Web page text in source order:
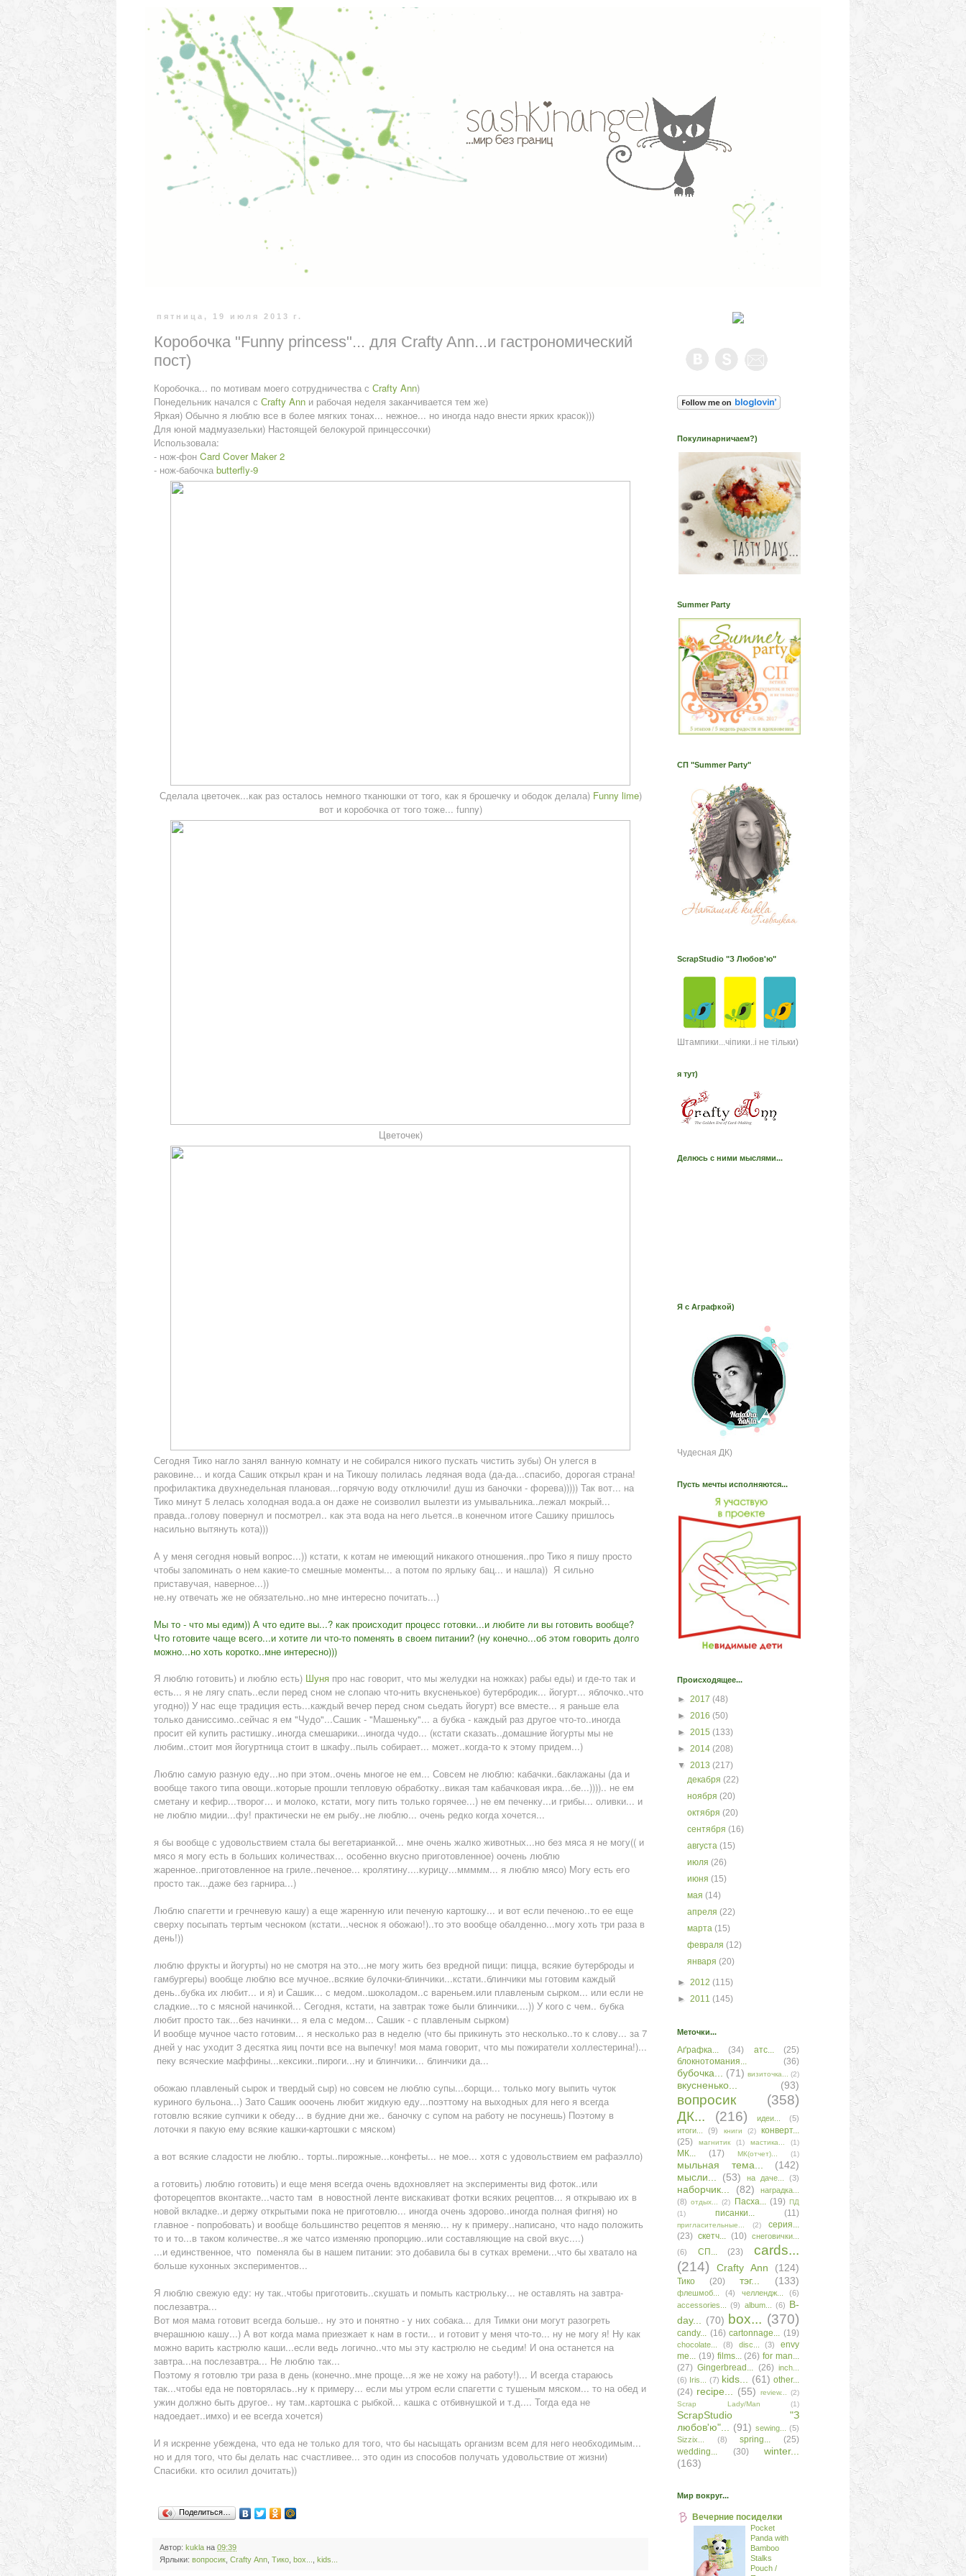
пятница, 19 июля 2013 г.
Коробочка "Funny princess"... для Сrafty Ann...и гастрономический
пост)
Коробочка... по мотивам моего сотрудничества с Сrafty Ann)
Понедельник начался с Сrafty Ann и рабочая неделя заканчивается тем же)
Яркая) Обычно я люблю все в более мягких тонах... нежное... но иногда надо внести ярких красок)))
Для юной мадмуазельки) Настоящей белокурой принцессочки)
Использовала:
- нож-фон Card Cover Maker 2
- нож-бабочка butterfly-9
Сделала цветочек...как раз осталось немного тканюшки от того, как я брошечку и ободок делала)Funny lime)
вот и коробочка от того тоже... funny)
Цветочек)
Сегодня Тико нагло занял ванную комнату и не собирался никого пускать чистить зубы) Он улегся в
раковине... и когда Сашик открыл кран и на Тикошу полилась ледяная вода (да-да...спасибо, дорогая страна!
профилактика двухнедельная плановая...горячую воду отключили! душ из баночки - форева))))) Так вот... на
Тико минут 5 лелась холодная вода.а он даже не соизволил вылезти из умывальника..лежал мокрый...
правда..голову повернул и посмотрел.. как эта вода на него льется..в конечном итоге Сашику пришлось
насильно вытянуть кота)))
А у меня сегодня новый вопрос...)) кстати, к котам не имеющий никакого отношения..про Тико я пишу просто
чтобы запоминать о нем какие-то смешные моменты... а потом по ярлыку бац... и нашла)) Я сильно
приставучая, наверное...))
не.ну отвечать же не обязательно..но мне интересно почитать...)
Мы то - что мы едим)) А что едите вы...? как происходит процесс готовки...и любите ли вы готовить вообще?
Что готовите чаще всего...и хотите ли что-то поменять в своем питании? (ну конечно...об этом говорить долго
можно...но хоть коротко..мне интересно)))
Я люблю готовить) и люблю есть) Шуня про нас говорит, что мы желудки на ножках) рабы еды) и где-то так и
есть... я не лягу спать..если перед сном не слопаю что-нить вкусненькое) бутербродик... йогурт... яблочко..что
угодно)) У нас еще традиция есть...каждый вечер перед сном сьедать йогурт) все вместе... я раньше ела
только даниссимо..сейчас я ем "Чудо"...Сашик - "Машеньку"... а бубка - каждый раз другое что-то..иногда
просит ей купить растишку..иногда смешарики...иногда чудо... (кстати сказать..домашние йогурты мы не
любим..стоит моя йогуртница стоит в шкафу..пыль собирает... может..когда-то к этому придем...)
Люблю самую разную еду...но при этом..очень многое не ем... Совсем не люблю: кабачки..баклажаны (да и
вообще такого типа овощи..которые прошли тепловую обработку..викая там кабачковая икра...бе...)))).. не ем
сметану и кефир...творог... и молоко, кстати, могу пить только горячее...) не ем печенку...и грибы... оливки... и
не люблю мидии...фу! практически не ем рыбу..не люблю... очень редко когда хочется...
я бы вообще с удовольствием стала бы вегетарианкой... мне очень жалко животных...но без мяса я не могу(( и
мясо я могу есть в больших количествах... особенно вкусно приготовленное) оочень люблю
жаренное..приготовленное на гриле..печеное... кролятину....курицу...ммммм... я люблю мясо) Могу есть его
просто так...даже без гарнира...)
Люблю спагетти и гречневую кашу) а еще жаренную или печеную картошку... и вот если печеною..то ее еще
сверху посыпать тертым чесноком (кстати...чеснок я обожаю!)..то это вообще обалденно...могу хоть три раза в
день!))
люблю фрукты и йогурты) но не смотря на это...не могу жить без вредной пищи: пицца, всякие бутерброды и
гамбургеры) вообще люблю все мучное..всякие булочки-блинчики...кстати..блинчики мы готовим каждый
день..бубка их любит... и я) и Сашик... с медом..шоколадом..с вареньем.или плавленым сырком... или если не
сладкие...то с мясной начинкой... Сегодня, кстати, на завтрак тоже были блинчики....)) У кого с чем.. бубка
любит просто так...без начинки... я ела с медом... Сашик - с плавленым сырком)
И вообще мучное часто готовим... я несколько раз в неделю (что бы прикинуть это несколько..то к слову... за 7
дней у нас уходит 3 десятка яиц почти все на выпечку! моя мама говорит, что мы пожиратели холлестерина!)...
пеку всяческие маффины...кексики..пироги...ну и блинчики... блинчики да...
обожаю плавленый сырок и твердый сыр) но совсем не люблю супы...борщи... только могу выпить чуток
куриного бульона...) Зато Сашик ооочень любит жидкую еду...поэттому на выходных для него я всегда
готовлю всякие супчики к обеду... в будние дни же.. баночку с супом на работу не посунешь) Поэтому в
лоточки я пакую ему всякие кашки-картошки с мяском)
а вот всякие сладости не люблю.. торты..пирожные...конфеты... не мое... хотя с удовольствием ем рафаэлло)
а готовить) люблю готовить) и еще меня всегда очень вдохновляет на эксперименты вид фоток..или
фоторецептов вконтакте...часто там в новостной ленте вискакиват фотки всяких рецептов... я открываю их в
новой вкладке..и держу открытыми пока не приготовлю... иногда очень здорово..иногда полная фигня) но
главное - попробовать) и вообще большинство рецептов я меняю... ну к примеру..написано, что надо положить
то и то...в таком количестве..я же чатсо изменяю пропорцию..или составляющие на свой вкус....)
...и единственное, что поменяла бы в нашем питании: это добавила бы в сутках времени...что бы хватало на
больше кухонных экспериментов...
Я люблю свежую еду: ну так..чтобы приготовить..скушать и помыть кастрюльку... не оставлять на завтра-
послезавтра...
Вот моя мама готовит всегда больше.. ну это и понятно - у них собака... для Тимки они могут разогреть
вчерашнюю кашу...) А вот когда мама приезжает к нам в гости... и готовит у меня что-то... ну не могу я! Ну как
можно варить кастрюлю каши...если ведь логично..что мы эту кастрюлю не сьедим! И она останется на
завтра...на послезавтра... Не люблю так...
Поэтому я готовлю три раза в день (конечно..мне проще...я же не хожу на работу!)... И всегда стараюсь
так...чтобы еда не повторялась..ну к примеру... если мы утром если спагетти с тушеным мяском... то на обед и
ужин должно быть другое.. ну там..картошка с рыбкой... кашка с отбивнушкой и т.д.... Тогда еда не
надоедает..имхо) и ее всегда хочется)
И я искренне убеждена, что еда не только для того, что бы насыщать организм всем для него необходимым...
но и для того, что бы делать нас счастливее... это один из способов получать удовольствие от жизни)
Спасибки. кто осилил дочитать))
Поделиться…
Автор: kukla на 09:39
Ярлыки: вопросик Сrafty Аnn Тико box... kids...
Покулинарничаем?)
Summer Party
СП "Summer Party"
ScrapStudio "З Любов'ю"
Штампики...чіпики..і не тільки)
я тут)
Делюсь с ними мыслями...
Я с Аграфкой)
Чудесная ДК)
Пусть мечты исполняются...
Происходящее...
► 2017 (48)
► 2016 (50)
► 2015 (133)
► 2014 (208)
▼ 2013 (217)
декабря(22)
ноября(20)
октября(20)
сентября(16)
августа(15)
июля(26)
июня(15)
мая(14)
апреля(22)
марта(15)
февраля(12)
января(20)
► 2012 (115)
► 2011 (145)
Меточки...
Аґрафка... (34) атс...
(25)
блокнотомания...
(36)
бубочка... (71) визиточка... (2)
вкусненько... (93)
вопросик
(358)
ДК...
(216) идеи...
(5)
итоги...
(9) книги (2)
конверт...
(25)
магнитик (1) мастика... (1)
МК... (17) МК(отчет)... (1)
мыльная тема...
(142)
мысли...
(53) на даче... (3)
наборчик... (82)
наградка...
(8) отдых... (2) Пасха... (19) ПД
(1)
писанки... (11)
пригласительные... (2)
серия...
(23) скетч... (10) снеговички...
(6)
СП... (23)
сards...
(214)
Сrafty Аnn (124)
Тико (20) тэг... (133)
флешмоб... (4) челлендж...
(6)
accessories...
(9) album... (6) B-
day...
(70) box... (370)
candy... (16) cartonnage... (19)
chocolate... (8) disc... (3)
envy
me... (19) films... (26) for man...
(27) Gingerbread... (26) inch...
(6) Iris... (7) kids... (61) other...
(24) recipe... (55) review...
(2)
Scrap Lady/Man
(1)
ScrapStudio "З
любов'ю"...
(91) sewing...
(5)
Sizzix...
(8) spring...
(25)
wedding...
(30)
winter...
(163)
Мир вокруг...
Вечерние посиделки
Pocket
Panda with
Bamboo
Stalks
Pouch /